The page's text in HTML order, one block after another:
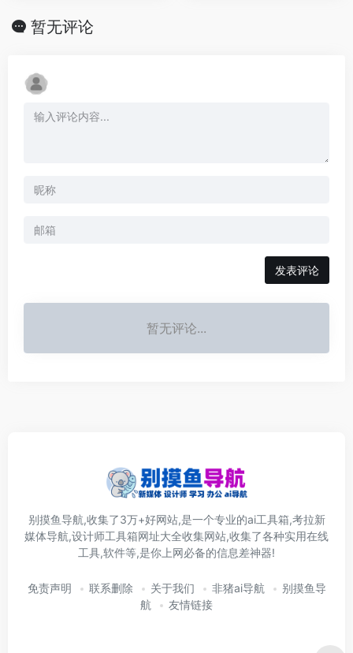
暂无评论
发表评论
暂无评论...
别摸鱼导航,收集了3万+好网站,是一个专业的ai工具箱,考拉新
媒体导航,设计师工具箱网址大全收集网站,收集了各种实用在线
工具,软件等,是你上网必备的信息差神器!
免责声明 联系删除 关于我们 非猪ai导航
别摸鱼导
航
友情链接